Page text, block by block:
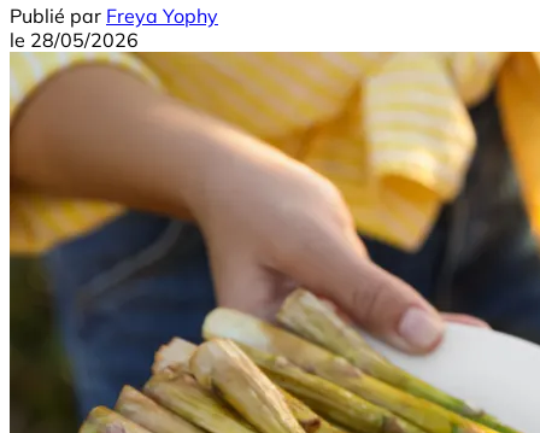
Publié par Freya Yophy
le 28/05/2026